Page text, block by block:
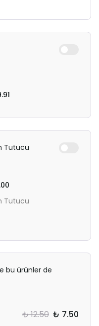
Tutucu
Tutucu
bu ürünler de
₺ 12.50 ₺ 7.50